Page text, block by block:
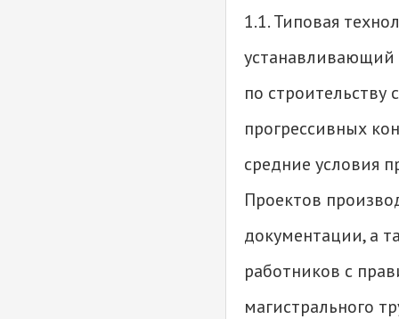
1.1. Типовая
устанавливающий
по
прогрессивных
средние условия
Проектов
документации, а
работников с
магистрального